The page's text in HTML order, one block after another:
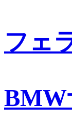
フェ
BMW